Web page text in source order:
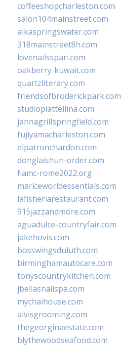
coffeeshopcharleston.com
salon104mainstreet.com
alkaspringswater.com
318mainstreet8h.com
lovenailsspari.com
oakberry-kuwait.com
quartzliterary.com
friendsofbroderickpark.com
studiopiattellina.com
jannagrillspringfield.com
fujiyamacharleston.com
elpatronchardon.com
donglaishun-order.com
fiamc-rome2022.org
mariceworldessentials.com
lafisheriarestaurant.com
915jazzandmore.com
aguadulce-countryfair.com
jakehovis.com
bosswingsduluth.com
birminghamautocare.com
tonyscountrykitchen.com
jbellasnailspa.com
mychaihouse.com
alvisgrooming.com
thegeorginaestate.com
blythewoodseafood.com